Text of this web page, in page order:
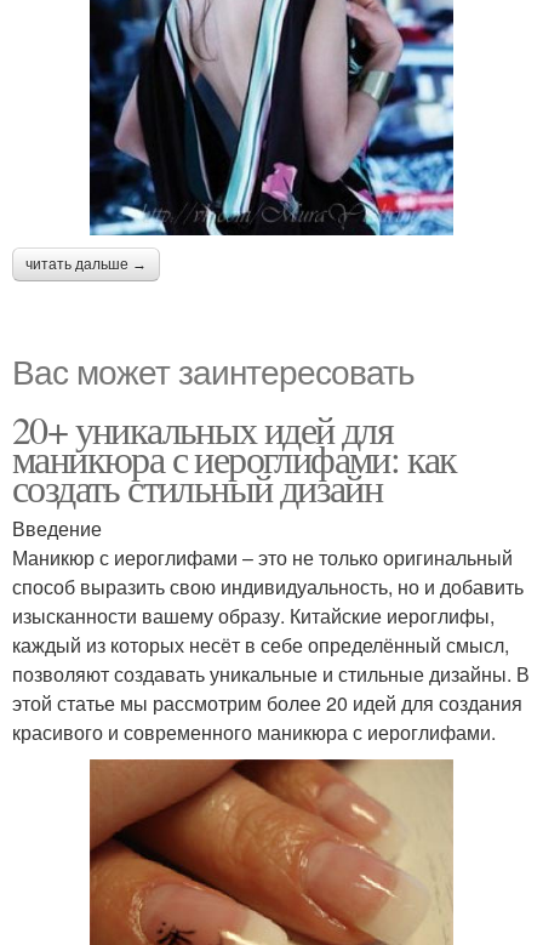
читать дальше →
Вас может заинтересовать
20+ уникальных идей для
маникюра с иероглифами: как
создать стильный дизайн
Введение
Маникюр с иероглифами – это не только оригинальный
способ выразить свою индивидуальность, но и добавить
изысканности вашему образу. Китайские иероглифы,
каждый из которых несёт в себе определённый смысл,
позволяют создавать уникальные и стильные дизайны. В
этой статье мы рассмотрим более 20 идей для создания
красивого и современного маникюра с иероглифами.